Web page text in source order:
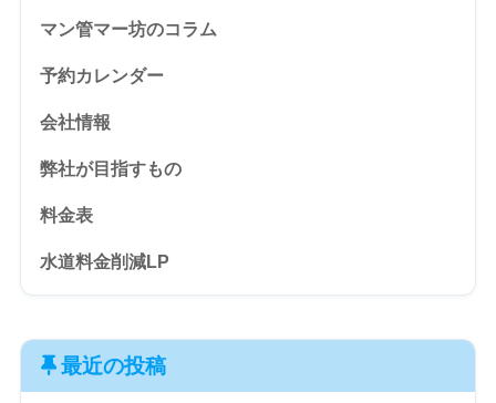
マン管マー坊のコラム
予約カレンダー
会社情報
弊社が目指すもの
料金表
水道料金削減LP
最近の投稿